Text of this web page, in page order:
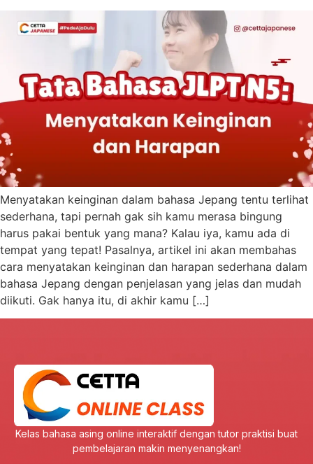
Menyatakan keinginan dalam bahasa Jepang tentu terlihat
sederhana, tapi pernah gak sih kamu merasa bingung
harus pakai bentuk yang mana? Kalau iya, kamu ada di
tempat yang tepat! Pasalnya, artikel ini akan membahas
cara menyatakan keinginan dan harapan sederhana dalam
bahasa Jepang dengan penjelasan yang jelas dan mudah
diikuti. Gak hanya itu, di akhir kamu […]
Kelas bahasa asing online interaktif dengan tutor praktisi buat
pembelajaran makin menyenangkan!